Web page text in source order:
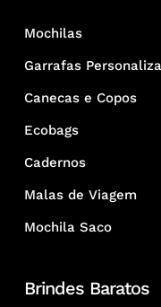
Mochilas
Garrafas
Canecas e Copos
Ecobags
Cadernos
Malas de Viagem
Mochila Saco
Brindes Baratos